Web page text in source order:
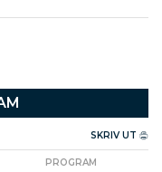
deg til en
øya Gotland.
hvor
kles- og
verksteder. Her
de skaper
SKRIV UT
PROGRAM